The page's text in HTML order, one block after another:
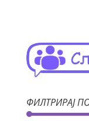
ФИЛТРИРАЈ